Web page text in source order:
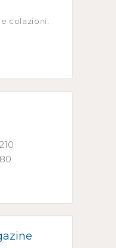
colazioni.